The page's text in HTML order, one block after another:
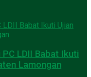
LDII Babat Ikuti
Lamongan